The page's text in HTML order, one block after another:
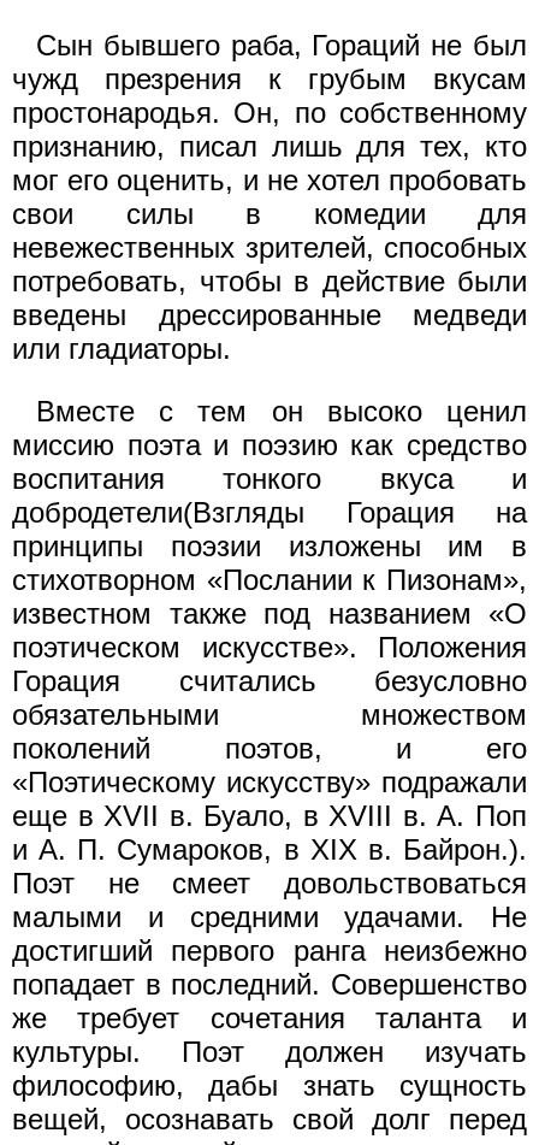
Сын бывшего раба, Гораций не был
чужд презрения к грубым вкусам
простонародья. Он, по собственному
признанию, писал лишь для тех, кто
мог его оценить, и не хотел пробовать
свои силы в комедии для
невежественных зрителей, способных
потребовать, чтобы в действие были
введены дрессированные медведи
или гладиаторы.
Вместе с тем он высоко ценил
миссию поэта и поэзию как средство
воспитания тонкого вкуса и
добродетели(Взгляды Горация на
принципы поэзии изложены им в
стихотворном «Послании к Пизонам»,
известном также под названием «О
поэтическом искусстве». Положения
Горация считались безусловно
обязательными множеством
поколений поэтов, и его
«Поэтическому искусству» подражали
еще в XVII в. Буало, в XVIII в. А. Поп
и А. П. Сумароков, в XIX в. Байрон.).
Поэт не смеет довольствоваться
малыми и средними удачами. Не
достигший первого ранга неизбежно
попадает в последний. Совершенство
же требует сочетания таланта и
культуры. Поэт должен изучать
философию, дабы знать сущность
вещей, осознавать свой долг перед